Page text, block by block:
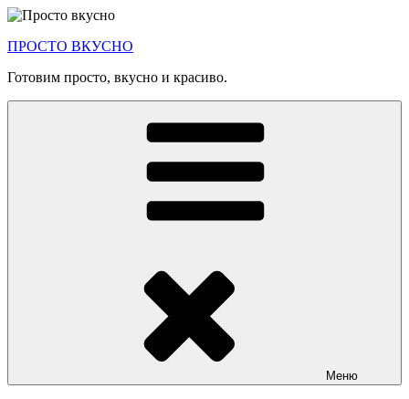
Перейти
содержимому
ПРОСТО ВКУСНО
Готовим просто, вкусно и красиво.
Меню